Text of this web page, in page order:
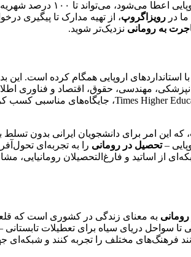
در رویزاگروپ، از تهیه مدارک تا پیگیری
به رومانی نزدیک‌تر شوید.
است، که این امر برای دانشجویان ایرانی
–تحصیل در رومانی
از اساتید و فارغ‌التحصیلان
به معنای زندگی در کشوری است که
دریای سیاه برای تعطیلات تابستانی
فرهنگ‌های مختلف را تجربه کنند و شبکه‌ای